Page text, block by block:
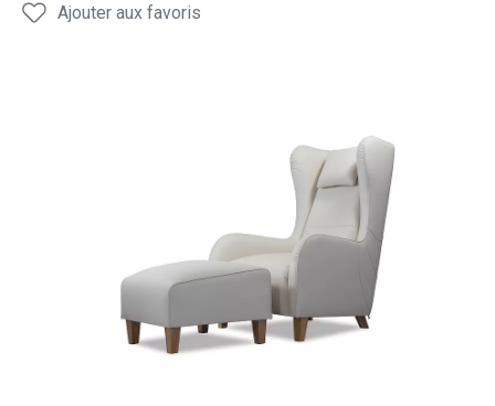
Ajouter aux favoris